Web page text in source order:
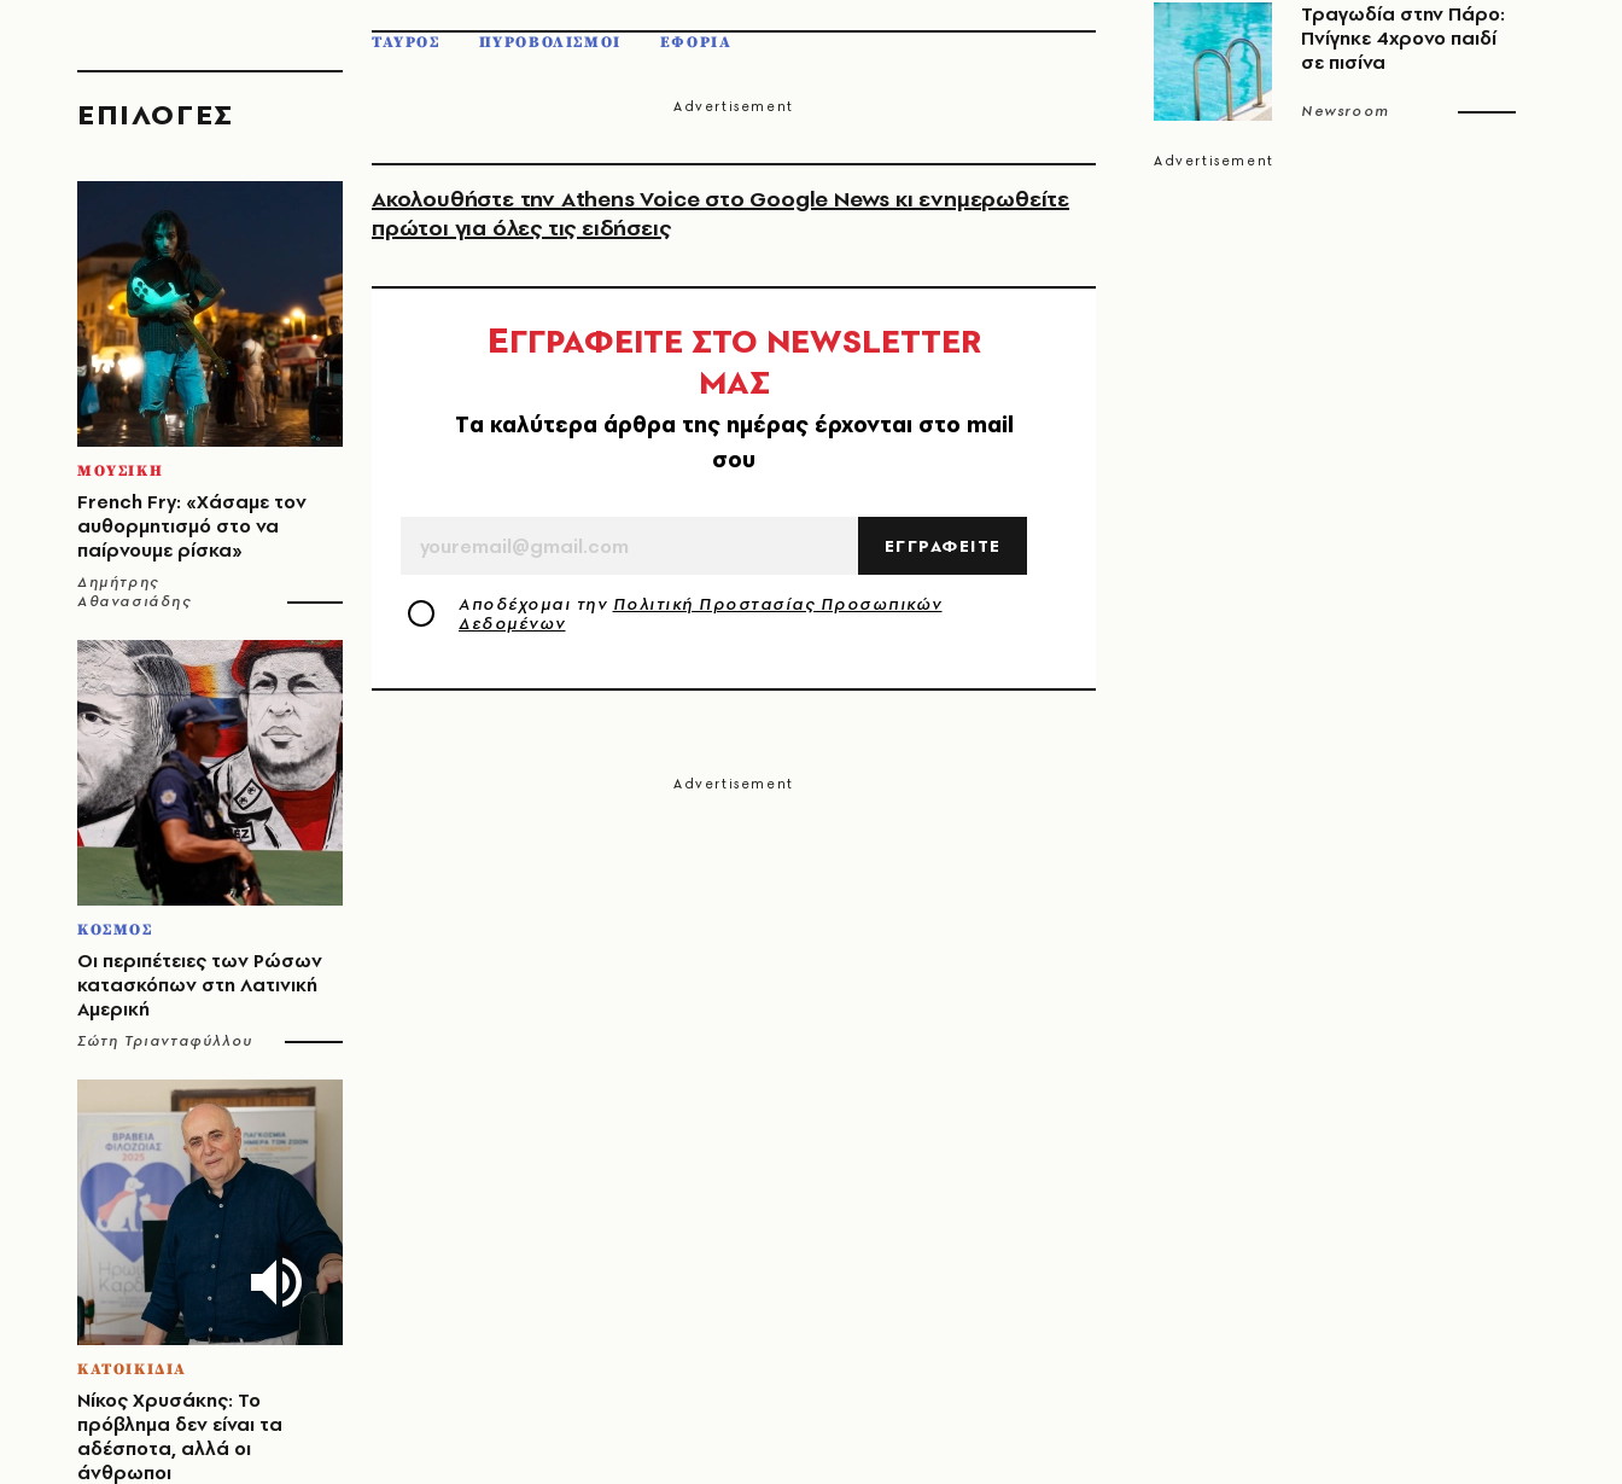
EΠΙΛΟΓΈΣ
ΜΟΥΣΙΚΗ
French Fry: «Χάσαμε τον
αυθορμητισμό στο να
παίρνουμε ρίσκα»
Δημήτρης
Αθανασιάδης
ΚΟΣΜΟΣ
Οι περιπέτειες των Ρώσων
κατασκόπων στη Λατινική
Αμερική
Σώτη Τριανταφύλλου
ΚΑΤΟΙΚΙΔΙΑ
Νίκος Χρυσάκης: Το
πρόβλημα δεν είναι τα
αδέσποτα, αλλά οι
άνθρωποι
ΤΑΥΡΟΣ ΠΥΡΟΒΟΛΙΣΜΟΙ ΕΦΟΡΙΑ
Ακολουθήστε την Athens Voice στο Google News κι ενημερωθείτε
πρώτοι για όλες τις ειδήσεις
ΕΓΓΡΑΦΕΙΤΕ ΣΤΟ NEWSLETTER
ΜΑΣ
Tα καλύτερα άρθρα της ημέρας έρχονται στο mail
σου
ΕΓΓΡΑΦΕΙΤΕ
Αποδέχομαι την Πολιτική Προστασίας Προσωπικών
Δεδομένων
Τραγωδία στην Πάρο:
Πνίγηκε 4χρονο παιδί
σε πισίνα
Newsroom